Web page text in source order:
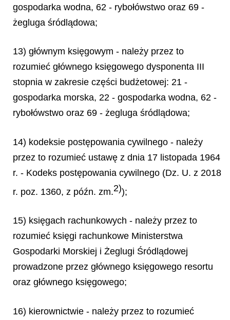
gospodarka wodna, 62 - rybołówstwo oraz 69 -
żegluga śródlądowa;
13) głównym księgowym - należy przez to
rozumieć głównego księgowego dysponenta III
stopnia w zakresie części budżetowej: 21 -
gospodarka morska, 22 - gospodarka wodna, 62 -
rybołówstwo oraz 69 - żegluga śródlądowa;
14) kodeksie postępowania cywilnego - należy
przez to rozumieć ustawę z dnia 17 listopada 1964
r. - Kodeks postępowania cywilnego (Dz. U. z 2018
r. poz. 1360, z późn. zm.2));
15) księgach rachunkowych - należy przez to
rozumieć księgi rachunkowe Ministerstwa
Gospodarki Morskiej i Żeglugi Śródlądowej
prowadzone przez głównego księgowego resortu
oraz głównego księgowego;
16) kierownictwie - należy przez to rozumieć